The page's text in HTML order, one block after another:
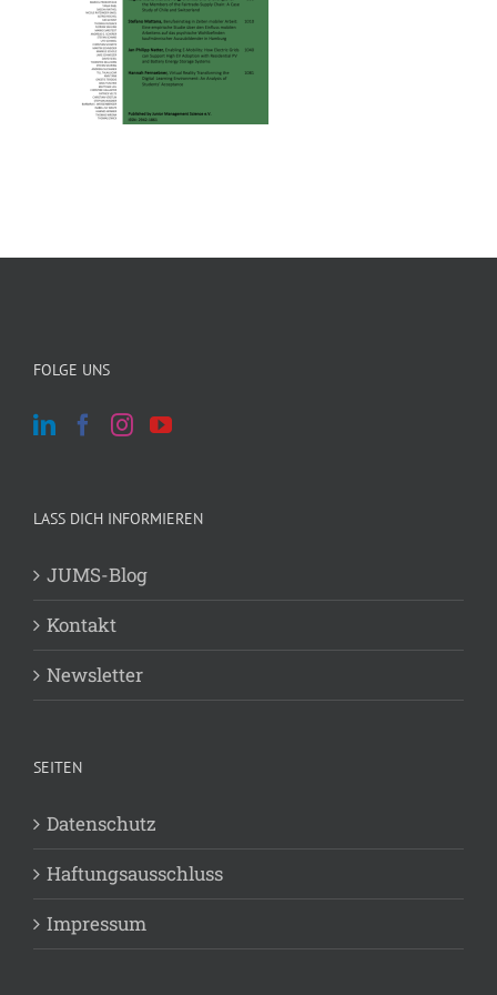
FOLGE UNS
LASS DICH INFORMIEREN
JUMS-Blog
Kontakt
Newsletter
SEITEN
Datenschutz
Haftungsausschluss
Impressum